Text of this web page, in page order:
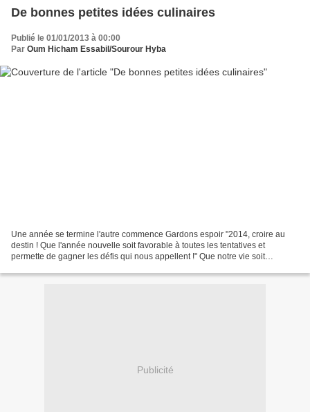
De bonnes petites idées culinaires
Publié le 01/01/2013 à 00:00
Par Oum Hicham Essabil/Sourour Hyba
Une année se termine l'autre commence Gardons espoir "2014, croire au
destin ! Que l'année nouvelle soit favorable à toutes les tentatives et
permette de gagner les défis qui nous appellent !" Que notre vie soit
Publicité